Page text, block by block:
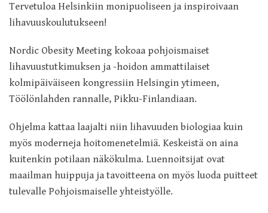
Tervetuloa Helsinkiin monipuoliseen ja inspiroivaan
lihavuuskoulutukseen!
Nordic Obesity Meeting kokoaa pohjoismaiset
lihavuustutkimuksen ja -hoidon ammattilaiset
kolmipäiväiseen kongressiin Helsingin ytimeen,
Töölönlahden rannalle, Pikku-Finlandiaan.
Ohjelma kattaa laajalti niin lihavuuden biologiaa kuin
myös moderneja hoitomenetelmiä. Keskeistä on aina
kuitenkin potilaan näkökulma. Luennoitsijat ovat
maailman huippuja ja tavoitteena on myös luoda puitteet
tulevalle Pohjoismaiselle yhteistyölle.